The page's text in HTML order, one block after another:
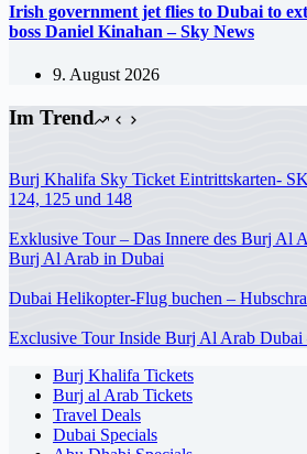
Irish government jet flies to Dubai to
boss Daniel Kinahan – Sky News
9. August 2026
Im Trend
Burj Khalifa Sky Ticket Eintrittskarten-
124, 125 und 148
Exklusive Tour – Das Innere des Burj Al
Burj Al Arab in Dubai
Dubai Helikopter-Flug buchen –
Exclusive Tour Inside Burj Al Arab Dubai
Burj Khalifa Tickets
Burj al Arab Tickets
Travel Deals
Dubai Specials